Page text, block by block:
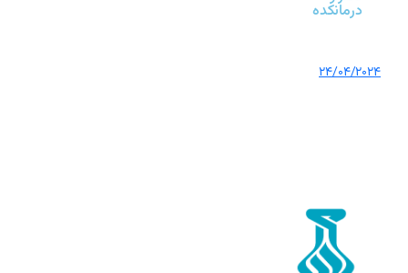
درمانکده
24/04/2024